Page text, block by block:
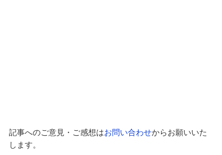
記事へのご意見・ご感想はお問い合わせからお願いいた
します。